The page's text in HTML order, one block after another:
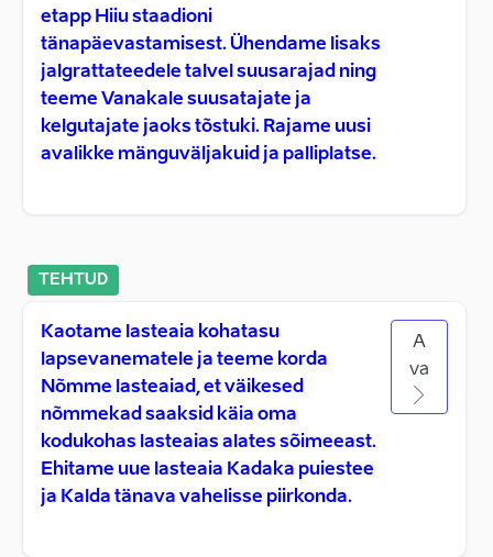
etapp Hiiu staadioni
tänapäevastamisest. Ühendame lisaks
jalgrattateedele talvel suusarajad ning
teeme Vanakale suusatajate ja
kelgutajate jaoks tõstuki. Rajame uusi
avalikke mänguväljakuid ja palliplatse.
TEHTUD
Kaotame lasteaia kohatasu
lapsevanematele ja teeme korda
Nõmme lasteaiad, et väikesed
nõmmekad saaksid käia oma
kodukohas lasteaias alates sõimeeast.
Ehitame uue lasteaia Kadaka puiestee
ja Kalda tänava vahelisse piirkonda.
A
va